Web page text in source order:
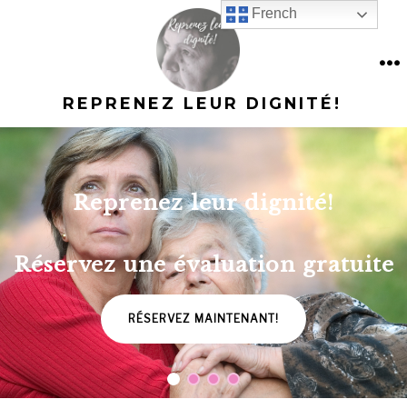
REPRENEZ LEUR DIGNITÉ!
Reprenez leur dignité!
Réservez une évaluation gratuite
RÉSERVEZ MAINTENANT!
French